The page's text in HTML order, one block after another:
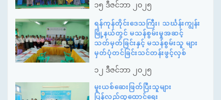
၁၅ ဒီဇင်ဘာ ၂၀၂၅
ရန်ကုန်တိုင်းဒေသကြီး၊ သင်္ဃန်းကျွန်း
မြို့နယ်တွင် မသန်စွမ်းမှုအဆင့်
သတ်မှတ်ခြင်းနှင့် မသန်စွမ်းသူ များ
မှတ်ပုံတင်ခြင်းသင်တန်းဖွင့်လှစ်
၁၂ ဒီဇင်ဘာ ၂၀၂၅
မူးယစ်ဆေးဖြတ်ပြီးသူများ
ပြန်လည်ထူထောင်ရေး